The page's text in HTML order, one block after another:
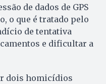
de dados de GPS
o que é tratado pelo
de tentativa
e dificultar a
dois homicídios